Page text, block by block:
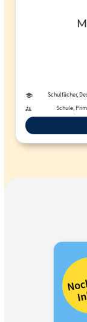
Schulfächer,
Schule,